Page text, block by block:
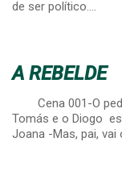
de ser político.…
A REBELDE
Cena 001-O
Tomás e o Diogo
Joana -Mas, pai, vai